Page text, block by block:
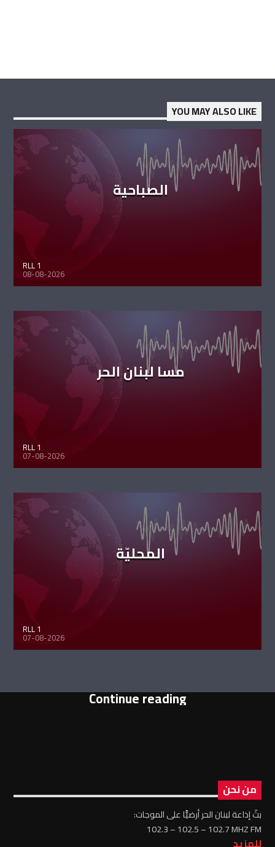
YOU MAY ALSO LIKE
الصباحية
RLL 1
08-08-2026
مسا لبنان الحر
RLL 1
07-08-2026
المحليّة
RLL 1
07-08-2026
Continue reading
من نحن
بثّ إذاعة لبنان الحر أرضيًّا على الموجات:
102.3 – 102.5 – 102.7 MHZ FM